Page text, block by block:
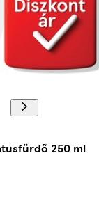
250 ml